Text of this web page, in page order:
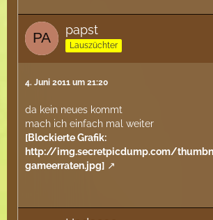
papst
Lauszüchter
4. Juni 2011 um 21:20
da kein neues kommt
mach ich einfach mal weiter
[Blockierte Grafik:
http://img.secretpicdump.com/
gameerraten.jpg]